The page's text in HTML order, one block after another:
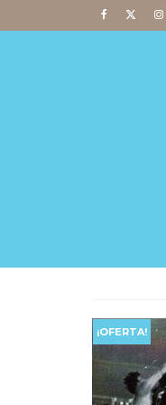
¡OFERTA!